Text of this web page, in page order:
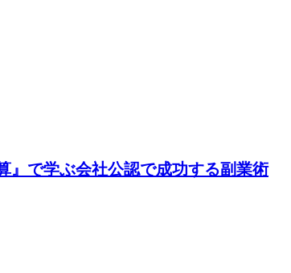
』で学ぶ会社公認で成功する副業術